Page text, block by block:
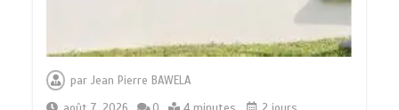
parJean Pierre BAWELA